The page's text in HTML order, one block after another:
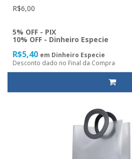
R$6,00
5% OFF - PIX
10% OFF - Dinheiro Especie
R$5,40 em Dinheiro Especie
Desconto dado no Final da Compra